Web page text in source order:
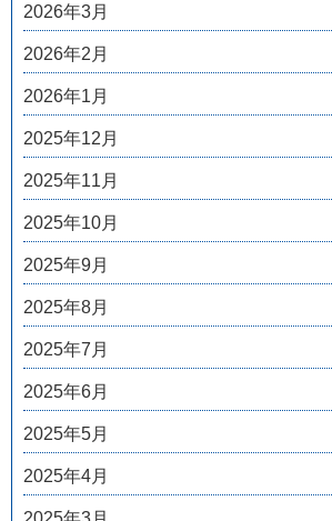
2026年3月
2026年2月
2026年1月
2025年12月
2025年11月
2025年10月
2025年9月
2025年8月
2025年7月
2025年6月
2025年5月
2025年4月